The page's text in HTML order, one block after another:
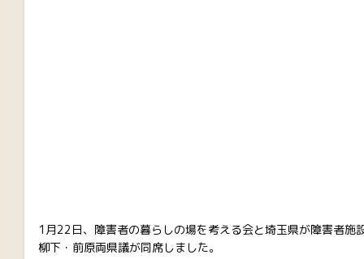
1月22日、障害者の暮らしの場を考える会と埼玉県が障害者施
柳下・前原両県議が同席しました。